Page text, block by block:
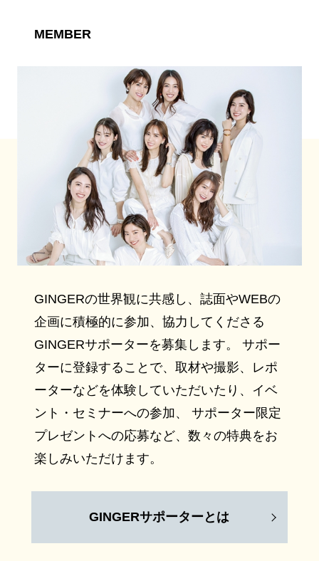
MEMBER
GINGERの世界観に共感し、誌面やWEBの
企画に積極的に参加、協力してくださる
GINGERサポーターを募集します。 サポー
ターに登録することで、取材や撮影、レポ
ーターなどを体験していただいたり、イベ
ント・セミナーへの参加、 サポーター限定
プレゼントへの応募など、数々の特典をお
楽しみいただけます。
GINGERサポーターとは